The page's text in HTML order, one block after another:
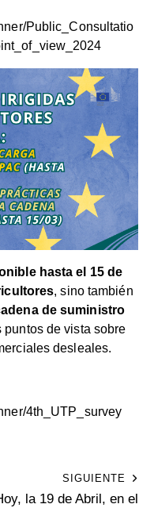
Public_Consultatio
hasta el 15 de
, sino también
de suministro
puntos de vista sobre
desleales.
4th_UTP_survey
SIGUIENTE
la 19 de Abril, en el